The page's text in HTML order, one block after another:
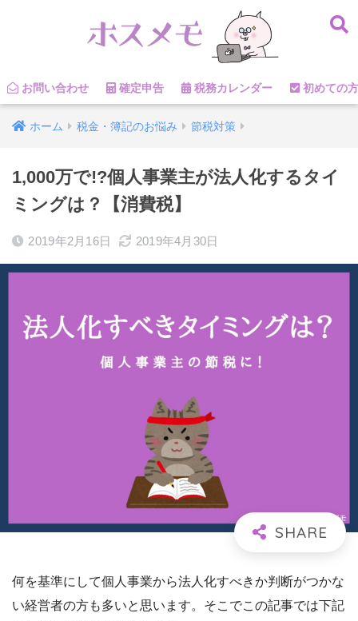
お問い合わせ 確定申告 税務カレンダー 初めての
ホーム 税金・簿記のお悩み 節税対策
1,000万で!?個人事業主が法人化するタイ
ミングは？【消費税】
2019年2月16日 2019年4月30日
何を基準にして個人事業から法人化すべきか判断がつかな
い経営者の方も多いと思います。そこでこの記事では下記